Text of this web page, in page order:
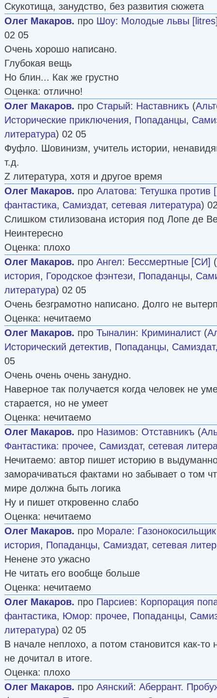
Скукотища, занудство, без развития сюжета
Олег Макаров. про Шоу: Молодые львы
02 05
Очень хорошо написано.
Глубокая вещь
Но блин... Как же грустно
Оценка: отлично!
Олег Макаров. про Старый: Наставникъ (
Исторические приключения, Попаданцы,
литература) 02 05
Фуфло. Шовинизм, учитель истории,
т.д.
Z литература, хотя и другое время
Олег Макаров. про Алатова: Тетушка против
фантастика, Самиздат, сетевая литература)
Слишком стилизована история под Лопе де
Неинтересно
Оценка: плохо
Олег Макаров. про Ангел: Бессмертные [СИ] (
история, Городское фэнтези, Попаданцы,
литература) 02 05
Очень безграмотно написано. Долго не
Оценка: нечитаемо
Олег Макаров. про Тыналин: Криминалист (
Исторический детектив, Попаданцы,
05
Очень очень очень занудно.
Наверное так получается когда человек не
старается, но не умеет
Оценка: нечитаемо
Олег Макаров. про Назимов: Отставникъ (
Фантастика: прочее, Самиздат, сетевая
Нечитаемо: автор пишет историю в
заморачиваться фактами но забывает о том
мире должна быть логика
Ну и пишет откровенно слабо
Оценка: нечитаемо
Олег Макаров. про Морале: Газонокосильщик
история, Попаданцы, Самиздат, сетевая
Ненене это ужасно
Не читать его вообще больше
Оценка: нечитаемо
Олег Макаров. про Парсиев: Корпорация
фантастика, Юмор: прочее, Попаданцы,
литература) 02 05
В начале неплохо, а потом становится как-то
не дочитал в итоге.
Оценка: плохо
Олег Макаров. про Аянский: Аберрант.